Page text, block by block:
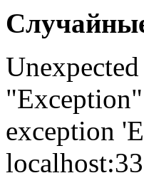
"Exception"
exception